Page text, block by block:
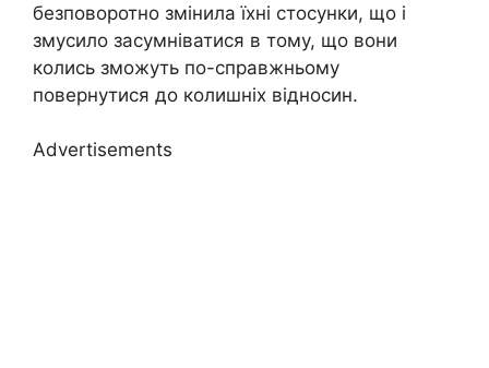
безповоротно змінила їхні стосунки, що і
змусило засумніватися в тому, що вони
колись зможуть по-справжньому
повернутися до колишніх відносин.
Advertisements